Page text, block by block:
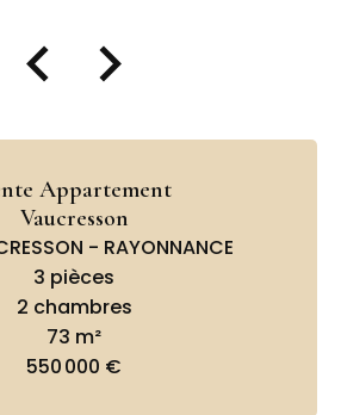
Appartement
Vaucresson
- RAYONNANCE
3 pièces
2 chambres
73 m²
550 000 €